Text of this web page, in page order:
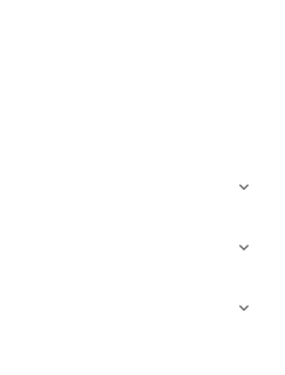


